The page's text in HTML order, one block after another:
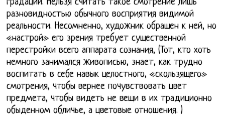
градации. Нельзя считать такое смотрение лишь
разновидностью обычного восприятия видимой
реальности. Несомненно, художник обращен к ней, но
«настрой» его зрения требует существенной
перестройки всего аппарата сознания, (Тот, кто хоть
немного занимался живописью, знает, как трудно
воспитать в себе навык целостного, «скользящего»
смотрения, чтобы вернее почувствовать цвет
предмета, чтобы видеть не вещи в их традиционно
обыденном обличье, а цветовые отношения. )